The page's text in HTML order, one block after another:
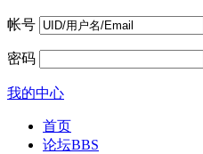
帐号
密码
我的中心
首页
论坛BBS